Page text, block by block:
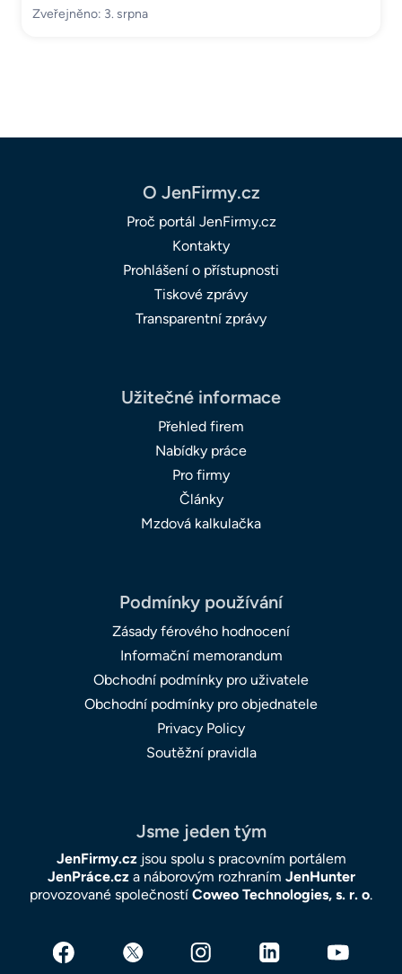
Zveřejněno: 3. srpna
O JenFirmy.cz
Proč portál JenFirmy.cz
Kontakty
Prohlášení o přístupnosti
Tiskové zprávy
Transparentní zprávy
Užitečné informace
Přehled firem
Nabídky práce
Pro firmy
Články
Mzdová kalkulačka
Podmínky používání
Zásady férového hodnocení
Informační memorandum
Obchodní podmínky pro uživatele
Obchodní podmínky pro objednatele
Privacy Policy
Soutěžní pravidla
Jsme jeden tým
JenFirmy.czjsou spolu s pracovním portálem
JenPráce.cza náborovým rozhraním JenHunter
provozované společností Coweo Technologies, s. r. o.